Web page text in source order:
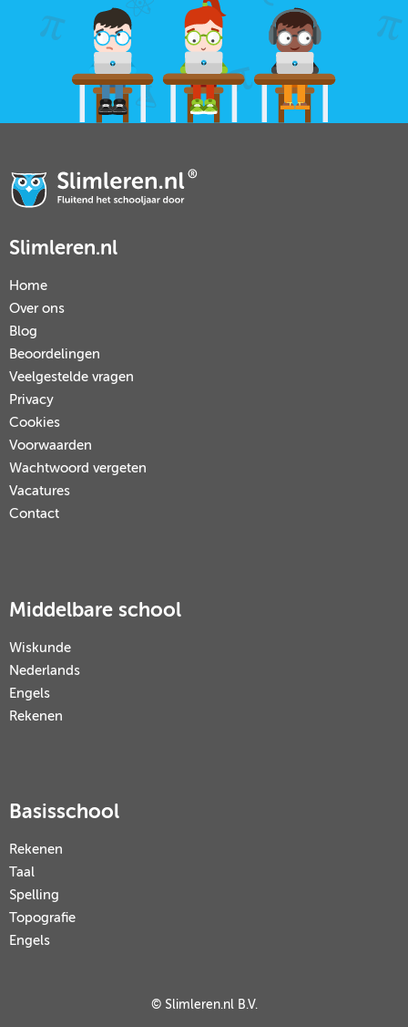
Slimleren.nl
Home
Over ons
Blog
Beoordelingen
Veelgestelde vragen
Privacy
Cookies
Voorwaarden
Wachtwoord vergeten
Vacatures
Contact
Middelbare school
Wiskunde
Nederlands
Engels
Rekenen
Basisschool
Rekenen
Taal
Spelling
Topografie
Engels
© Slimleren.nl B.V.